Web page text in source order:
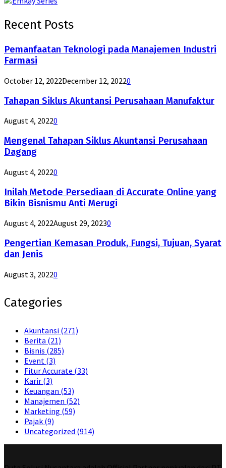
Recent Posts
Pemanfaatan Teknologi pada Manajemen Industri
Farmasi
October 12, 2022December 12, 20220
Tahapan Siklus Akuntansi Perusahaan Manufaktur
August 4, 20220
Mengenal Tahapan Siklus Akuntansi Perusahaan
Dagang
August 4, 20220
Inilah Metode Persediaan di Accurate Online yang
Bikin Bisnismu Anti Merugi
August 4, 2022August 29, 20230
Pengertian Kemasan Produk, Fungsi, Tujuan, Syarat
dan Jenis
August 3, 20220
Categories
Akuntansi (271)
Berita (21)
Bisnis (285)
Event (3)
Fitur Accurate (33)
Karir (3)
Keuangan (53)
Manajemen (52)
Marketing (59)
Pajak (9)
Uncategorized (914)